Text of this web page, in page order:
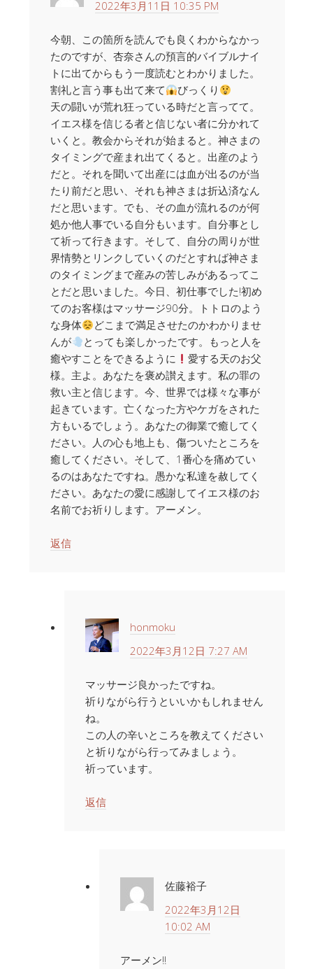
2022年3月11日 10:35 PM
今朝、この箇所を読んでも良くわからなかっ
たのですが、杏奈さんの預言的バイブルナイ
トに出てからもう一度読むとわかりました。
割礼と言う事も出て来て
びっくり
天の闘いが荒れ狂っている時だと言ってて。
イエス様を信じる者と信じない者に分かれて
いくと。教会からそれが始まると。神さまの
タイミングで産まれ出てくると。出産のよう
だと。それを聞いて出産には血が出るのが当
たり前だと思い、それも神さまは折込済なん
だと思います。でも、その血が流れるのが何
処か他人事でいる自分もいます。自分事とし
て祈って行きます。そして、自分の周りが世
界情勢とリンクしていくのだとすれば神さま
のタイミングまで産みの苦しみがあるってこ
とだと思いました。今日、初仕事でした!初め
てのお客様はマッサージ90分。トトロのよう
な身体
どこまで満足させたのかわかりませ
んが
とっても楽しかったです。もっと人を
癒やすことをできるように
愛する天のお父
様。主よ。あなたを褒め讃えます。私の罪の
救い主と信じます。今、世界では様々な事が
起きています。亡くなった方やケガをされた
方もいるでしょう。あなたの御業で癒してく
ださい。人の心も地上も、傷ついたところを
癒してください。そして、1番心を痛めてい
るのはあなたですね。愚かな私達を赦してく
ださい。あなたの愛に感謝してイエス様のお
名前でお祈りします。アーメン。
返信
honmoku
2022年3月12日 7:27 AM
マッサージ良かったですね。
祈りながら行うといいかもしれません
ね。
この人の辛いところを教えてください
と祈りながら行ってみましょう。
祈っています。
返信
佐藤裕子
2022年3月12日
10:02 AM
アーメン!!